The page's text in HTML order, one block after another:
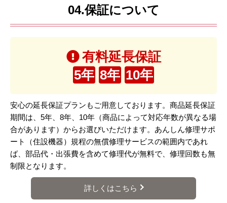
04.保証について
有料延長保証
5年 8年 10年
安心の延長保証プランもご用意しております。商品延長保証
期間は、5年、8年、10年（商品によって対応年数が異なる場
合があります）からお選びいただけます。あんしん修理サポ
ート（住設機器）規程の無償修理サービスの範囲内であれ
ば、部品代・出張費を含めて修理代が無料で、修理回数も無
制限となります。
詳しくはこちら